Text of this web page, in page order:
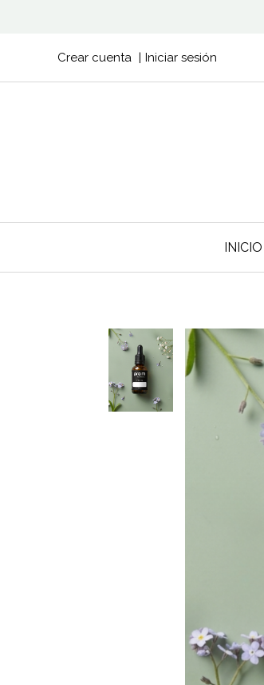
Crear cuenta Iniciar sesión
INICIO